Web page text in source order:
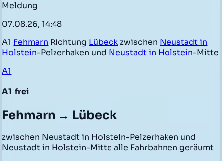
Meldung
07.08.26, 14:48
A1 Fehmarn Richtung Lübeck zwischen Neustadt in
Holstein-Pelzerhaken und Neustadt in Holstein-Mitte
A1
A1 frei
Fehmarn → Lübeck
zwischen Neustadt in Holstein-Pelzerhaken und
Neustadt in Holstein-Mitte alle Fahrbahnen geräumt